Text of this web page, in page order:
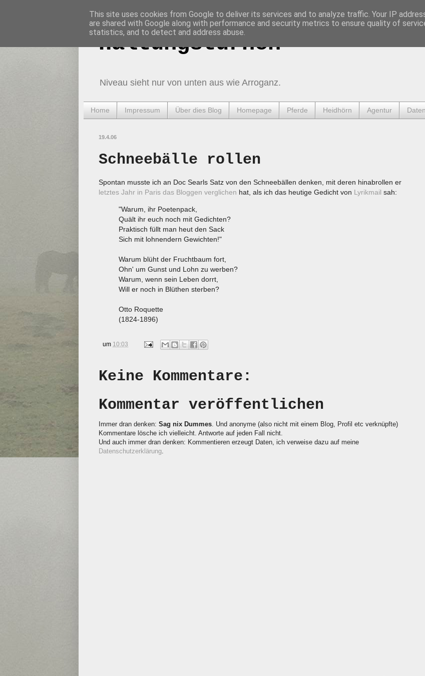
Haltungsturnen
Niveau sieht nur von unten aus wie Arroganz.
Home Impressum Über dies Blog Homepage Pferde Heidhörn Agentur
19.4.06
Schneebälle rollen
Spontan musste ich an Doc Searls Satz von den Schneebällen denken, mit deren hinabrollen er
letztes Jahr in Paris das Bloggen verglichen hat, als ich das heutige Gedicht von Lyrikmail sah:
"Warum, ihr Poetenpack,
Quält ihr euch noch mit Gedichten?
Praktisch füllt man heut den Sack
Sich mit lohnendern Gewichten!"
Warum blüht der Fruchtbaum fort,
Ohn' um Gunst und Lohn zu werben?
Warum, wenn sein Leben dorrt,
Will er noch in Blüthen sterben?
Otto Roquette
(1824-1896)
um 10:03
Keine Kommentare:
Kommentar veröffentlichen
Immer dran denken: Sag nix Dummes . Und anonyme (also nicht mit einem Blog, Profil etc verknüpfte)
Kommentare lösche ich vielleicht. Antworte auf jeden Fall nicht.
Und auch immer dran denken: Kommentieren erzeugt Daten, ich verweise dazu auf meine
Datenschutzerklärung
This site uses cookies from Google to deliver its services and to analyze traffic. Your IP
are shared with Google along with performance and security metrics to ensure quality of
statistics, and to detect and address abuse.